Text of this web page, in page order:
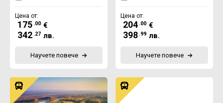
Цена от:
175 .00 €
342 .27 лв.
Научете повече
Цена от:
204 .00 €
398 .99 лв.
Научете повече